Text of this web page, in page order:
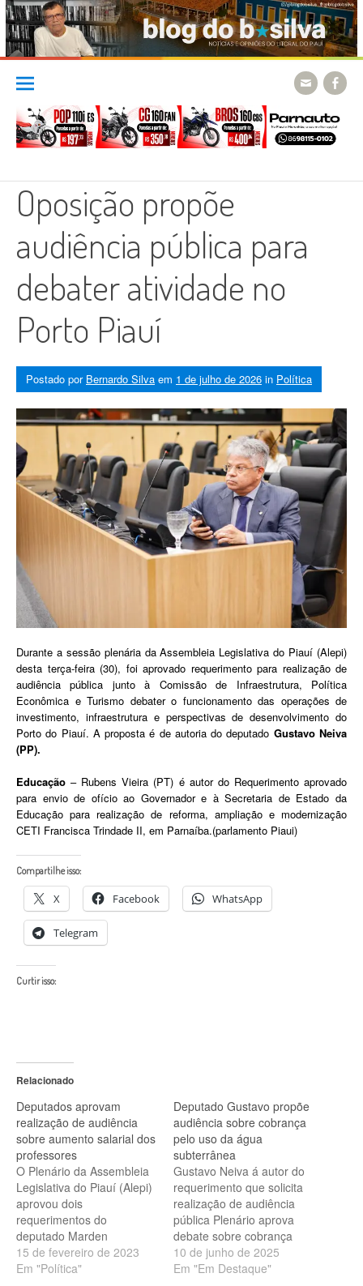
Skip
content
Oposição propõe
audiência pública para
debater atividade no
Porto Piauí
Postado por Bernardo Silva em 1 de julho de 2026 in Política
Durante a sessão plenária da Assembleia Legislativa do Piauí (Alepi)
desta terça-feira (30), foi aprovado requerimento para realização de
audiência pública junto à Comissão de Infraestrutura, Política
Econômica e Turismo debater o funcionamento das operações de
investimento, infraestrutura e perspectivas de desenvolvimento do
Porto do Piauí. A proposta é de autoria do deputado Gustavo Neiva
(PP).
Educação – Rubens Vieira (PT) é autor do Requerimento aprovado
para envio de ofício ao Governador e à Secretaria de Estado da
Educação para realização de reforma, ampliação e modernização
CETI Francisca Trindade II, em Parnaíba.(parlamento Piaui)
Compartilhe isso:
X Facebook WhatsApp
Telegram
Curtir isso:
Relacionado
Deputados aprovam
realização de audiência
sobre aumento salarial dos
professores
O Plenário da Assembleia
Legislativa do Piauí (Alepi)
aprovou dois
requerimentos do
deputado Marden
Menezes (Progressistas),
incluindo um que trata da
15 de fevereiro de 2023
Em "Política"
Deputado Gustavo propõe
audiência sobre cobrança
pelo uso da água
subterrânea
Gustavo Neiva á autor do
requerimento que solicita
realização de audiência
pública Plenário aprova
debate sobre cobrança
pelo uso da água
subterrânea O Plenário da
10 de junho de 2025
Em "Em Destaque"